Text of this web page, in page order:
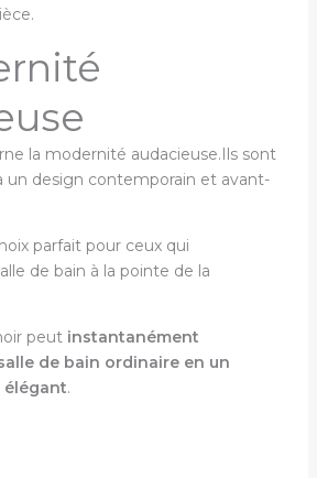
la modernité audacieuse.Ils sont
un design contemporain et avant-
parfait pour ceux qui
de bain à la pointe de la
peut instantanément
de bain ordinaire en un
élégant.